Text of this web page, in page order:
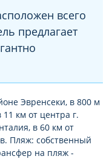
всего
предлагает
Эвренсеки, в 800 м
км от центра г.
в 60 км от
Пляж: собственный
на пляж -